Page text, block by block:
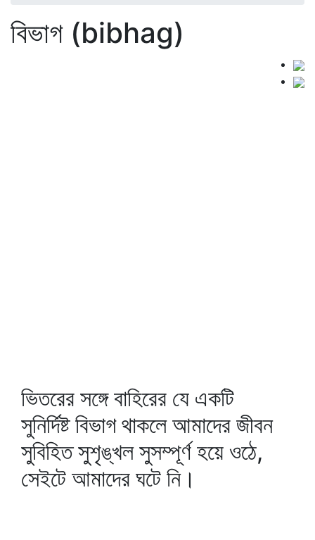
বিভাগ (bibhag)
ভিতরের সঙ্গে বাহিরের যে একটি
সুনির্দিষ্ট বিভাগ থাকলে আমাদের জীবন
সুবিহিত সুশৃঙ্খল সুসম্পূর্ণ হয়ে ওঠে,
সেইটে আমাদের ঘটে নি।